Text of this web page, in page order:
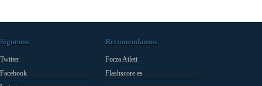
Síguenos
Twitter
Facebook
Recomendamos
Forza Atleti
Flashscore.es